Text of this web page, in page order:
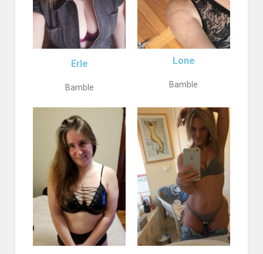
Erle
Bamble
Lone
Bamble